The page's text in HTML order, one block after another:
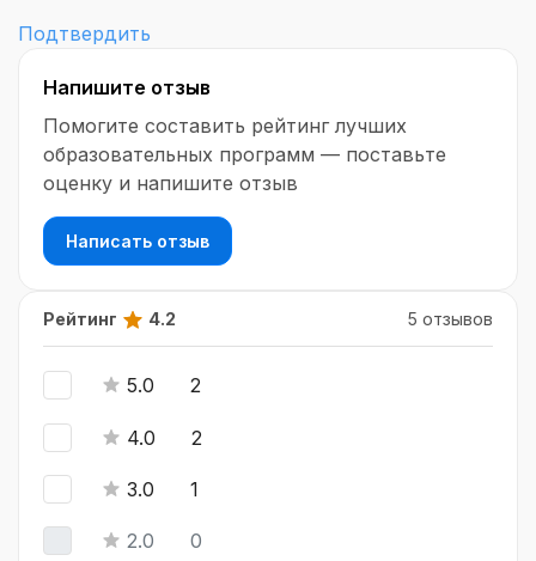
Подтвердить
Напишите отзыв
Помогите составить рейтинг лучших
образовательных программ — поставьте
оценку и напишите отзыв
Написать отзыв
Рейтинг 4.2 5 отзывов
5.0 2
4.0 2
3.0 1
2.0 0